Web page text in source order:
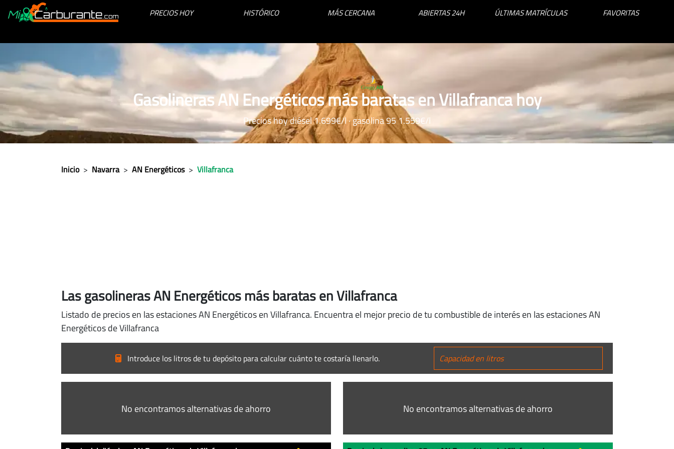
PRECIOS HOY HISTÓRICO MÁS CERCANA ABIERTAS 24H ÚLTIMAS MATRÍCULAS FAVORITAS
Gasolineras AN Energéticos más baratas en Villafranca hoy
Precios hoy diésel 1.699€/l · gasolina 95 1.559€/l
Inicio > Navarra > AN Energéticos > Villafranca
Las gasolineras AN Energéticos más baratas en Villafranca
Listado de precios en las estaciones AN Energéticos en Villafranca. Encuentra el mejor precio de tu combustible de interés en las estaciones AN
Energéticos de Villafranca
Introduce los litros de tu depósito para calcular cuánto te costaría llenarlo.
No encontramos alternativas de ahorro No encontramos alternativas de ahorro